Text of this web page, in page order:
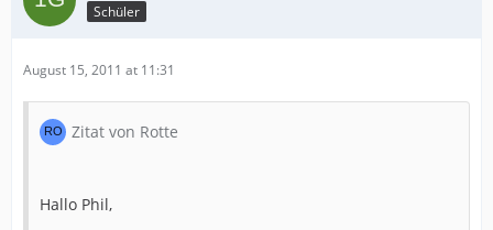
Schüler
August 15, 2011 at 11:31
Zitat von Rotte
Hallo Phil,